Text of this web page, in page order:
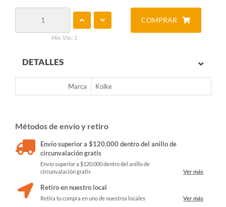
Min. Vta.: 1
COMPRAR
DETALLES
Marca Kolke
Métodos de envío y retiro
Envío superior a $120.000 dentro del anillo de
circunvalación gratis
Envío superior a $120.000 dentro del anillo de
circunvalación gratis
Ver más
Retiro en nuestro local
Retira tu compra en uno de nuestros locales Ver más